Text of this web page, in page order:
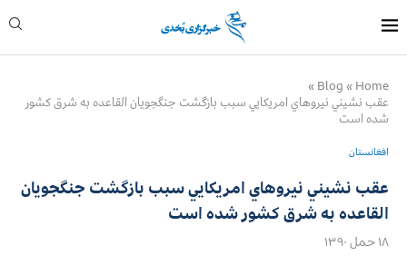
Home
»
Blog
»
عقب نشيني نيروهاي امريكايي سبب بازگشت جنگجويان القاعده به شرق كشور
شده است
افغانستان
عقب نشيني نيروهاي امريكايي سبب بازگشت جنگجويان
القاعده به شرق كشور شده است
۱۸ حمل ۱۳۹۰